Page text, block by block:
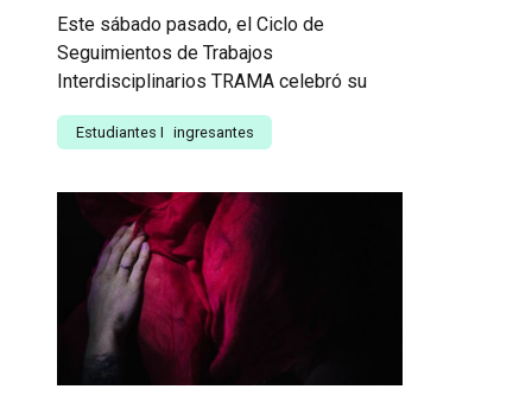
Este sábado pasado, el Ciclo de
Seguimientos de Trabajos
Interdisciplinarios TRAMA celebró su
Estudiantes I ingresantes